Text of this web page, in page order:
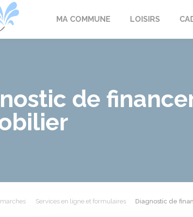
MA COMMUNE LOISIRS
de
Services en ligne et formulaires
Diagnostic de